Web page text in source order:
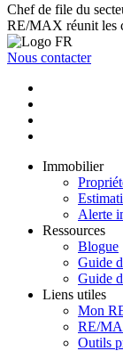
Chef de file du
RE/MAX réunit les
Nous contacter
Immobilier
Alerte
Ressources
Blogue
Guide
Guide
Liens utiles
Mon
RE/
Outils